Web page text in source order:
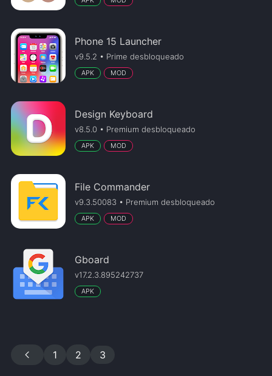
Phone 15 Launcher
v9.5.2 • Prime desbloqueado
APK MOD
Design Keyboard
v8.5.0 • Premium desbloqueado
APK MOD
File Commander
v9.3.50083 • Premium desbloqueado
APK MOD
Gboard
v17.2.3.895242737
APK
chevron_left 1 2 3